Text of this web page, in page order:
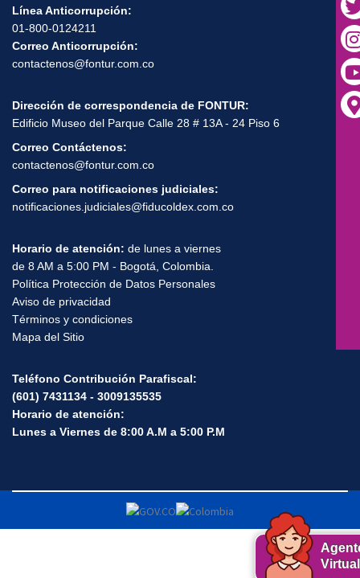
Línea Anticorrupción:
01-800-0124211
Correo Anticorrupción:
contactenos@fontur.com.co
Dirección de correspondencia de FONTUR:
Edificio Museo del Parque Calle 28 # 13A - 24 Piso 6
Correo Contáctenos:
contactenos@fontur.com.co
Correo para notificaciones judiciales:
notificaciones.judiciales@fiducoldex.com.co
Horario de atención: de lunes a viernes
de 8 AM a 5:00 PM - Bogotá, Colombia.
Política Protección de Datos Personales
Aviso de privacidad
Términos y condiciones
Mapa del Sitio
Teléfono Contribución Parafiscal:
(601) 7431134 - 3009135535
Horario de atención:
Lunes a Viernes de 8:00 A.M a 5:00 P.M
Virtual